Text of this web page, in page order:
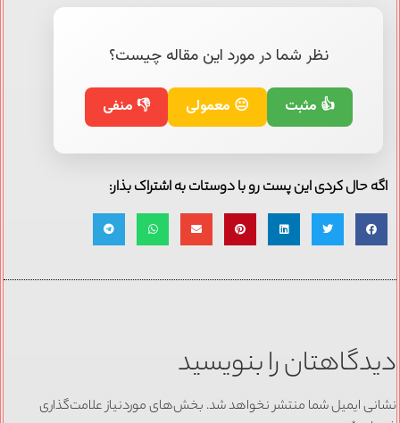
نظر شما در مورد این مقاله چیست؟
👍 مثبت 😐 معمولی 👎 منفی
اگه حال کردی این پست رو با دوستات به اشتراک بذار:
دیدگاهتان را بنویسید
نشانی ایمیل شما منتشر نخواهد شد. بخش‌های موردنیاز علامت‌گذاری